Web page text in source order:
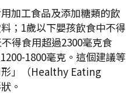
加工食品及添加糖類的飲
；1歲以下嬰孩飲食中不得
得食用超過2300毫克食
1800毫克。這個建議等
」（Healthy Eating
。